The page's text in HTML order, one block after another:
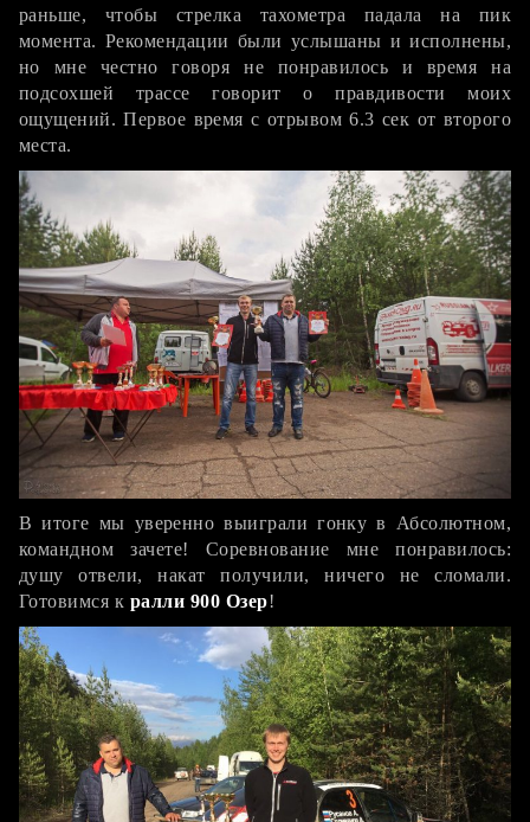
раньше, чтобы стрелка тахометра падала на пик
момента. Рекомендации были услышаны и исполнены,
но мне честно говоря не понравилось и время на
подсохшей трассе говорит о правдивости моих
ощущений. Первое время с отрывом 6.3 сек от второго
места.
В итоге мы уверенно выиграли гонку в Абсолютном,
командном зачете! Соревнование мне понравилось:
душу отвели, накат получили, ничего не сломали.
Готовимся к ралли 900 Озер!